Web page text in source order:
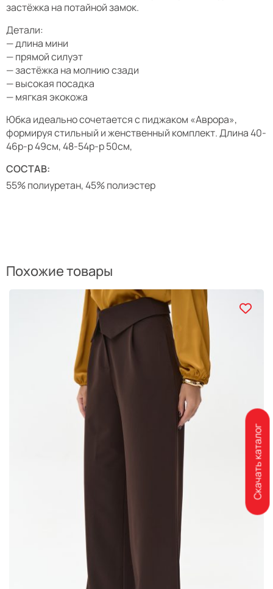
застёжка на потайной замок.
Детали:
— длина мини
— прямой силуэт
— застёжка на молнию сзади
— высокая посадка
— мягкая экокожа
Юбка идеально сочетается с пиджаком «Аврора»,
формируя стильный и женственный комплект. Длина 40-
46р-р 49см, 48-54р-р 50см,
СОСТАВ:
55% полиуретан, 45% полиэстер
Похожие товары
Скачать каталог